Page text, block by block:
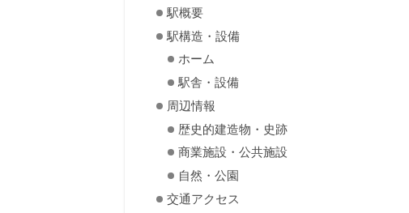
駅概要
駅構造・設備
ホーム
駅舎・設備
周辺情報
歴史的建造物・史跡
商業施設・公共施設
自然・公園
交通アクセス